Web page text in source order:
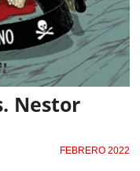
Nestor
FEBRERO 2022